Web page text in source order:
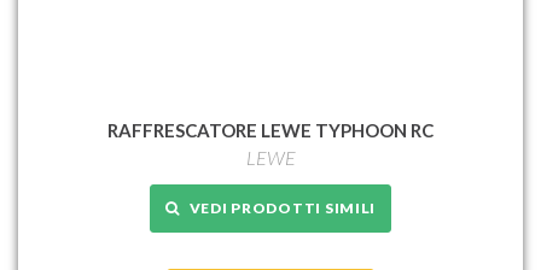
RAFFRESCATORE LEWE TYPHOON RC
LEWE
VEDI PRODOTTI SIMILI